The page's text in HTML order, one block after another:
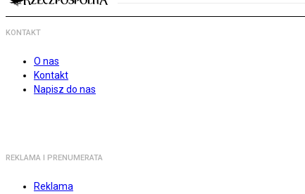
KONTAKT
O nas
Kontakt
Napisz do nas
REKLAMA I PRENUMERATA
Reklama